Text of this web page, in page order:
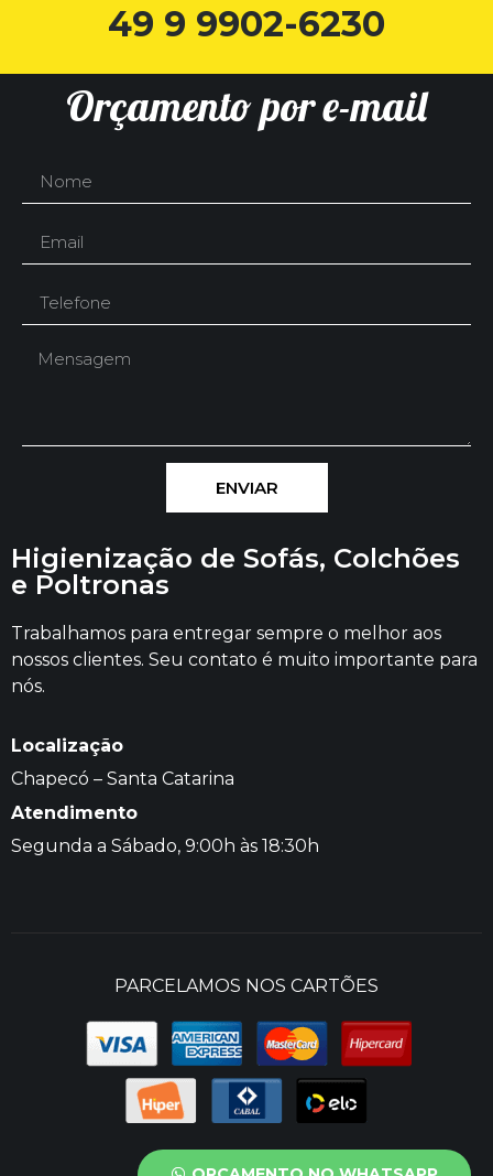
49 9 9902-6230
Orçamento por e-mail
ENVIAR
Higienização de Sofás, Colchões
e Poltronas
Trabalhamos para entregar sempre o melhor aos
nossos clientes. Seu contato é muito importante para
nós.
Localização
Chapecó – Santa Catarina
Atendimento
Segunda a Sábado, 9:00h às 18:30h
PARCELAMOS NOS CARTÕES